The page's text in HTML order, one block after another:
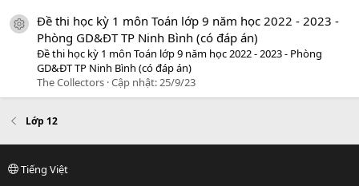
icon tài liệu
Đề thi học kỳ 1 môn Toán lớp 9 năm học 2022 - 2023 -
Phòng GD&ĐT TP Ninh Bình (có đáp án)
Đề thi học kỳ 1 môn Toán lớp 9 năm học 2022 - 2023 - Phòng
GD&ĐT TP Ninh Bình (có đáp án)
The Collectors Cập nhật: 25/9/23
Lớp 12
Tiếng Việt